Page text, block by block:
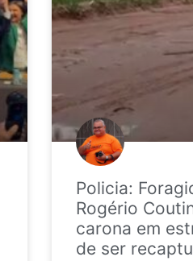
Policia:
Rogério
carona em
de ser